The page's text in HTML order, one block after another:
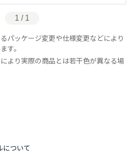
1 / 1
パッケージ変更や仕様変更などにより
す。
より実際の商品とは若干色が異なる場
について